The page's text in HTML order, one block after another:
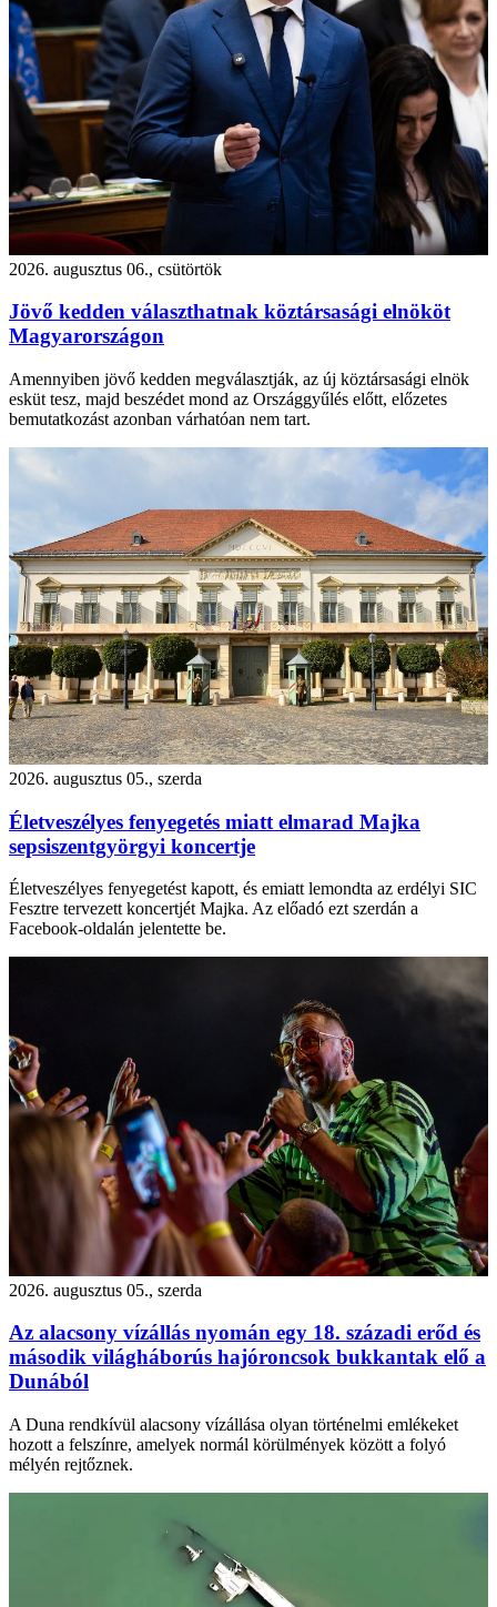
2026. augusztus 06., csütörtök
Jövő kedden választhatnak köztársasági elnököt
Magyarországon
Amennyiben jövő kedden megválasztják, az új köztársasági elnök
esküt tesz, majd beszédet mond az Országgyűlés előtt, előzetes
bemutatkozást azonban várhatóan nem tart.
2026. augusztus 05., szerda
Életveszélyes fenyegetés miatt elmarad Majka
sepsiszentgyörgyi koncertje
Életveszélyes fenyegetést kapott, és emiatt lemondta az erdélyi SIC
Fesztre tervezett koncertjét Majka. Az előadó ezt szerdán a
Facebook-oldalán jelentette be.
2026. augusztus 05., szerda
Az alacsony vízállás nyomán egy 18. századi erőd és
második világháborús hajóroncsok bukkantak elő a
Dunából
A Duna rendkívül alacsony vízállása olyan történelmi emlékeket
hozott a felszínre, amelyek normál körülmények között a folyó
mélyén rejtőznek.